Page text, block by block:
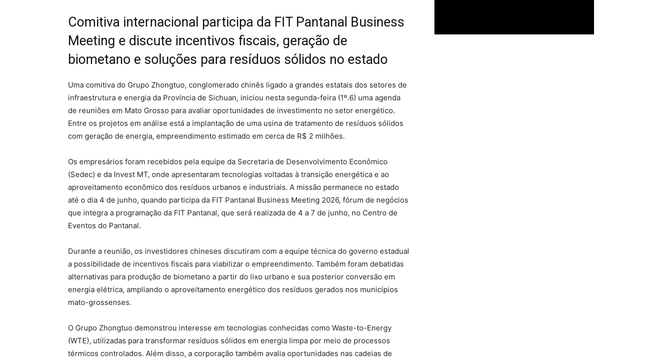
Comitiva internacional participa da FIT Pantanal Business
Meeting e discute incentivos fiscais, geração de
biometano e soluções para resíduos sólidos no estado
Uma comitiva do Grupo Zhongtuo, conglomerado chinês ligado a grandes estatais dos setores de
infraestrutura e energia da Província de Sichuan, iniciou nesta segunda-feira (1º.6) uma agenda
de reuniões em Mato Grosso para avaliar oportunidades de investimento no setor energético.
Entre os projetos em análise está a implantação de uma usina de tratamento de resíduos sólidos
com geração de energia, empreendimento estimado em cerca de R$ 2 milhões.
Os empresários foram recebidos pela equipe da Secretaria de Desenvolvimento Econômico
(Sedec) e da Invest MT, onde apresentaram tecnologias voltadas à transição energética e ao
aproveitamento econômico dos resíduos urbanos e industriais. A missão permanece no estado
até o dia 4 de junho, quando participa da FIT Pantanal Business Meeting 2026, fórum de negócios
que integra a programação da FIT Pantanal, que será realizada de 4 a 7 de junho, no Centro de
Eventos do Pantanal.
Durante a reunião, os investidores chineses discutiram com a equipe técnica do governo estadual
a possibilidade de incentivos fiscais para viabilizar o empreendimento. Também foram debatidas
alternativas para produção de biometano a partir do lixo urbano e sua posterior conversão em
energia elétrica, ampliando o aproveitamento energético dos resíduos gerados nos municípios
mato-grossenses.
O Grupo Zhongtuo demonstrou interesse em tecnologias conhecidas como Waste-to-Energy
(WTE), utilizadas para transformar resíduos sólidos em energia limpa por meio de processos
térmicos controlados. Além disso, a corporação também avalia oportunidades nas cadeias de